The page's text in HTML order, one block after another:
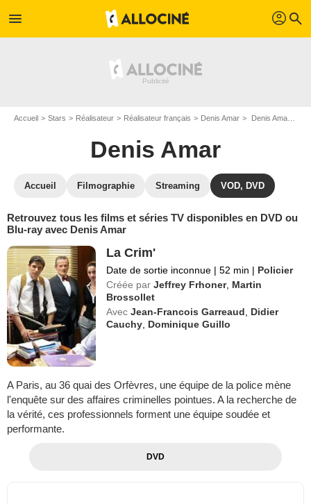
menu profil search
Accueil Stars Réalisateur Réalisateur français Denis Amar Denis Amar : ses Blu-Ray, DVD, VOD, SVOD
Denis Amar
Accueil Filmographie Streaming VOD, DVD
Retrouvez tous les films et séries TV disponibles en DVD ou
Blu-ray avec Denis Amar
La Crim'
Date de sortie inconnue | 52 min | Policier
Créée par Jeffrey Frhoner, Martin
Brossollet
Avec Jean-Francois Garreaud
Didier
Cauchy Dominique Guillo
A Paris, au 36 quai des Orfèvres, une équipe de la police mène
l'enquête sur des affaires criminelles pointues. A la recherche de
la vérité, ces professionnels forment une équipe soudée et
performante.
DVD